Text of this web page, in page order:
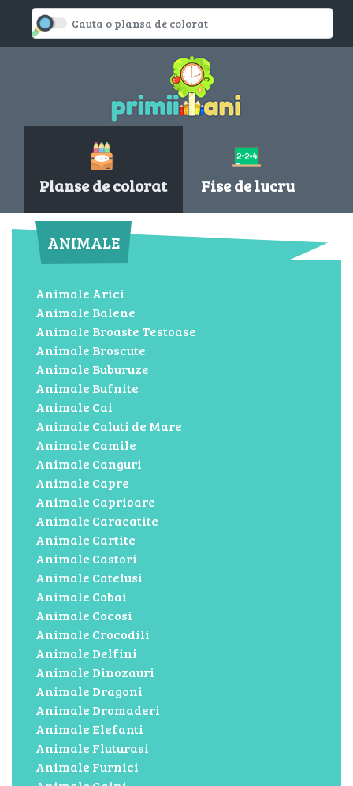
Planse de colorat Fise de lucru
ANIMALE
Animale Arici
Animale Balene
Animale Broaste Testoase
Animale Broscute
Animale Buburuze
Animale Bufnite
Animale Cai
Animale Caluti de Mare
Animale Camile
Animale Canguri
Animale Capre
Animale Caprioare
Animale Caracatite
Animale Cartite
Animale Castori
Animale Catelusi
Animale Cobai
Animale Cocosi
Animale Crocodili
Animale Delfini
Animale Dinozauri
Animale Dragoni
Animale Dromaderi
Animale Elefanti
Animale Fluturasi
Animale Furnici